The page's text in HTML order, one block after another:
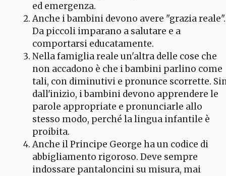
ed emergenza.
Anche i bambini devono avere "grazia reale".
Da piccoli imparano a salutare e a
comportarsi educatamente.
Nella famiglia reale un'altra delle cose che
non accadono è che i bambini parlino come
tali, con diminutivi e pronunce scorrette.
dall'inizio, i bambini devono apprendere le
parole appropriate e pronunciarle allo
stesso modo, perché la lingua infantile è
proibita.
Anche il Principe George ha un codice di
abbigliamento rigoroso. Deve sempre
indossare pantaloncini su misura, mai